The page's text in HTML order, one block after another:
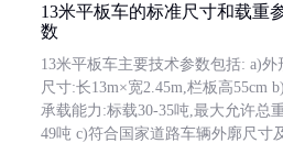
13米平板车的标准尺寸和载重
数
13米平板车主要技术参数包括: a)外
尺寸:长13m×宽2.45m,栏板高55cm b)
承载能力:标载30-35吨,最大允许总
49吨 c)符合国家道路车辆外廓尺寸